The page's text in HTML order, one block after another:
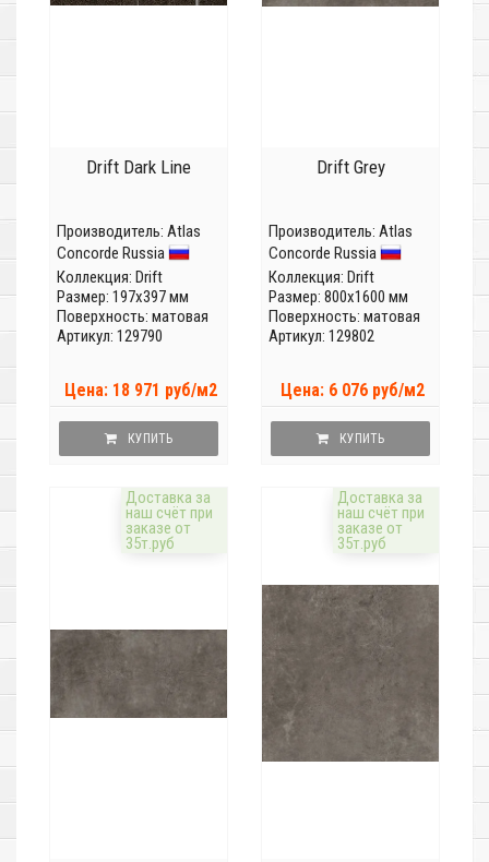
Drift Dark Line
Производитель: Atlas
Concorde Russia
Коллекция: Drift
Размер: 197x397 мм
Поверхность: матовая
Артикул: 129790
Цена: 18 971 руб/м2
КУПИТЬ
Drift Grey
Производитель: Atlas
Concorde Russia
Коллекция: Drift
Размер: 800x1600 мм
Поверхность: матовая
Артикул: 129802
Цена: 6 076 руб/м2
КУПИТЬ
Доставка за
наш счёт при
заказе от
35т.руб
Доставка за
наш счёт при
заказе от
35т.руб